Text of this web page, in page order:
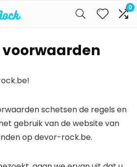
0
schetsen de regels en
gebruik van de website van
op devor-rock.be.